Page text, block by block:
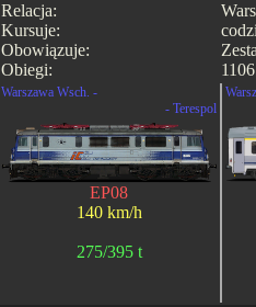
Relacja:
Kursuje:
Obowiązuje:
Obiegi:
Warszawa Wsch. -
- Terespol
EP08
140 km/h
275/395 t